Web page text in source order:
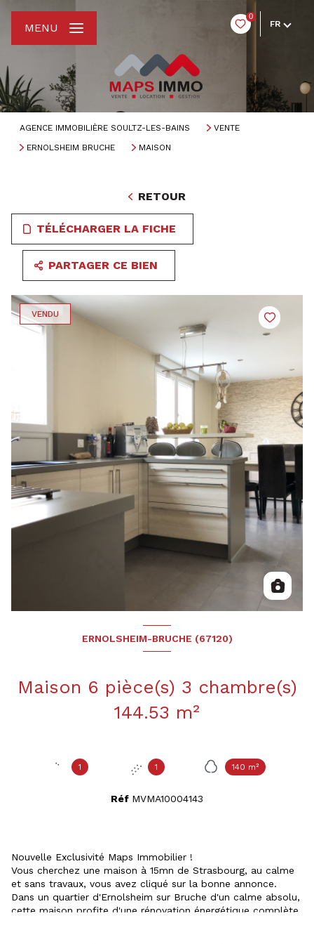
0
FR
MENU
AGENCE IMMOBILIÈRE SOULTZ-LES-BAINS
VENTE
ERNOLSHEIM BRUCHE
MAISON
RETOUR
TÉLÉCHARGER LA FICHE
PARTAGER CE BIEN
VENDU
ERNOLSHEIM-BRUCHE (67120)
Maison 6 pièce(s) 3 chambre(s)
144.53 m²
1 1 140 m²
Réf MVMA10004143
Nouvelle Exclusivité Maps Immobilier !
Vous cherchez une maison à 15mn de Strasbourg, au calme
et sans travaux, vous avez cliqué sur la bonne annonce.
Dans un quartier d'Ernolsheim sur Bruche d'un calme absolu,
cette maison profite d'une rénovation énergétique complète